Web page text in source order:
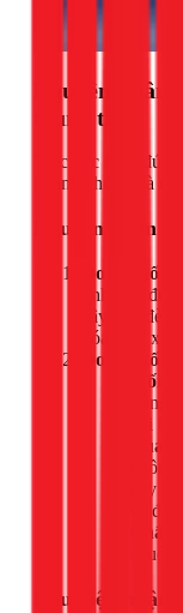
Nguyên nhân
trung tính
Việc xác định
nhanh chóng và
Nguyên nhân
Do yếu tố
tính trên
cây gãy đè
hóa, tiếp
Do yếu tố
Mối
trong
nối bị
Quá
gây
và đứt.
Chất
chuột
Dấu hiệu nhận